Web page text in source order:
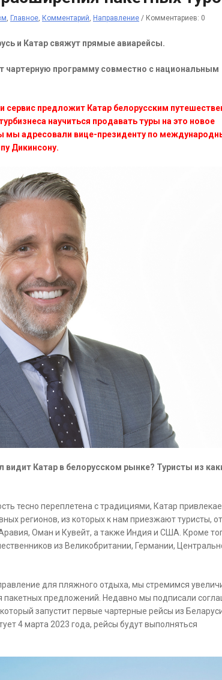
, Главное, Комментарий, Направление / Комментариев: 0
и Катар свяжут прямые авиарейсы.
программу совместно с национальным
сервис предложит Катар белорусским
научиться продавать туры на это новое
мы адресовали вице-президенту по
Дикинсону.
Катар в белорусском рынке? Туристы из
тесно переплетена с традициями, Катар
регионов, из которых к нам приезжают туристы,
Оман и Кувейт, а также Индия и США. Кроме
из Великобритании, Германии,
для пляжного отдыха, мы стремимся
пакетных предложений. Недавно мы подписали
запустит первые чартерные рейсы из
4 марта 2023 года, рейсы будут выполняться